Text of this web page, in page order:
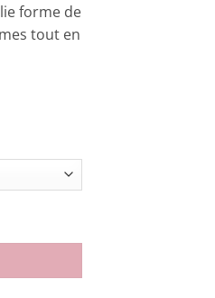
forme de
tout en